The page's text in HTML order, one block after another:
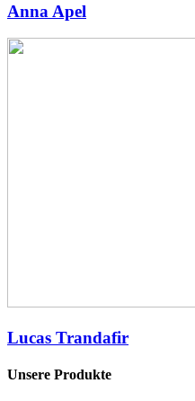
Anna Apel
Lucas Trandafir
Unsere Produkte